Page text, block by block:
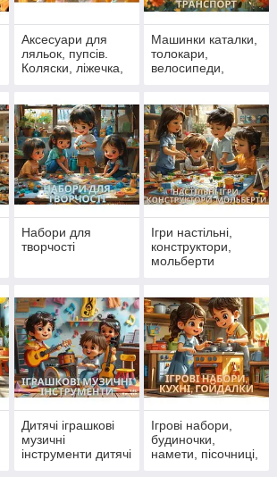
Аксесуари для
ляльок, пупсів.
Коляски, ліжечка,
Машинки каталки,
толокари,
велосипеди,
Набори для
творчості
Ігри настільні,
конструктори,
мольберти
Дитячі іграшкові
музичні
інструменти дитячі
Ігрові набори,
будиночки,
намети, пісочниці,